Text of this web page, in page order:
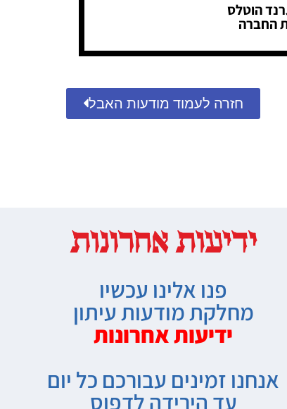
הוטלס
החברה
חזרה לעמוד מודעות האבל
פנו אלינו עכשיו
מחלקת מודעות עיתון
ידיעות אחרונות
אנחנו זמינים עבורכם כל יום
עד הירידה לדפוס